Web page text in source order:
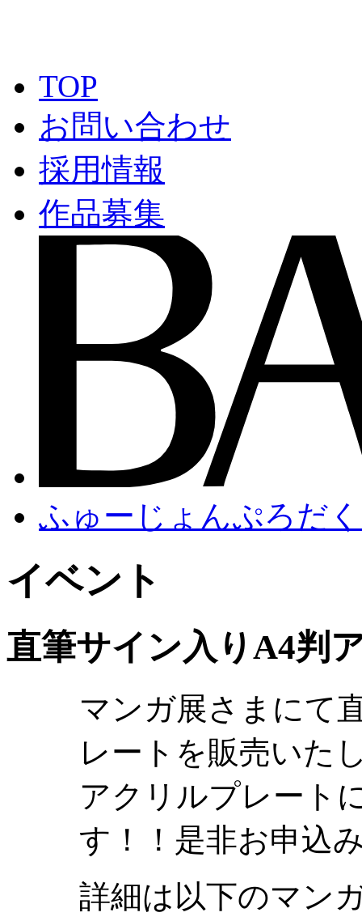
TOP
お問い合わせ
採用情報
作品募集
ふゅーじょんぷろだ
イベント
直筆サイン入りA4判
マンガ展さまにて
レートを販売いた
アクリルプレート
す！！是非お申込
詳細は以下のマン